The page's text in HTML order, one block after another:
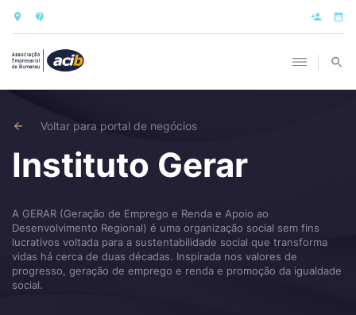
Voltar para portal de negócios
Instituto Gerar
A GERAR (Geração de Emprego e Renda e Apoio ao
Desenvolvimento Regional) é uma organização social sem fins
lucrativos voltada para a sustentabilidade social que transforma
vidas há cerca de duas décadas. Inspirada nos valores de
progresso, geração de emprego e renda e promoção da igualdade
social.